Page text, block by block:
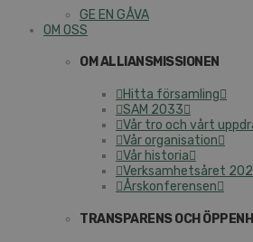
GE EN GÅVA
OM OSS
OM ALLIANSMISSIONEN
Hitta församling
SAM 2033
Vår tro och vårt
Vår organisation
Vår historia
Verksamhetsåret
Årskonferensen
TRANSPARENS OCH